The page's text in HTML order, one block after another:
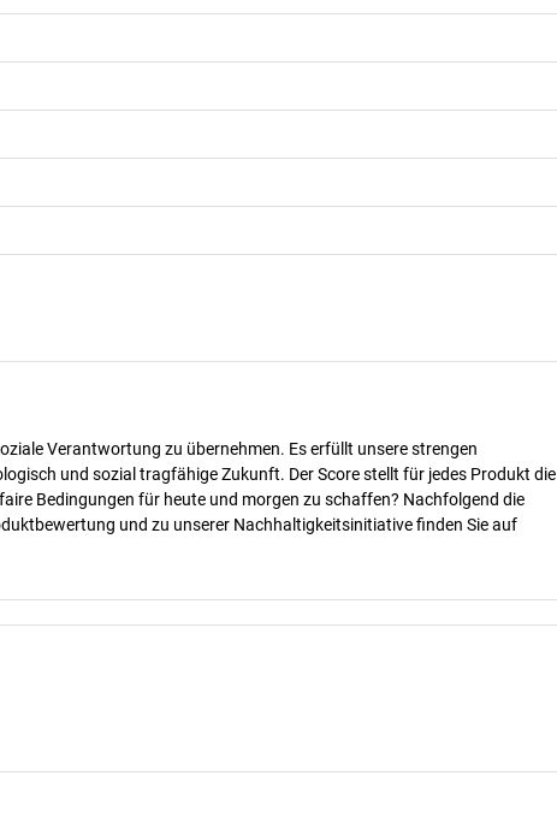
Verantwortung zu übernehmen. Es erfüllt unsere strengen
und sozial tragfähige Zukunft. Der Score stellt für jedes Produkt die
Bedingungen für heute und morgen zu schaffen? Nachfolgend die
und zu unserer Nachhaltigkeitsinitiative finden Sie auf